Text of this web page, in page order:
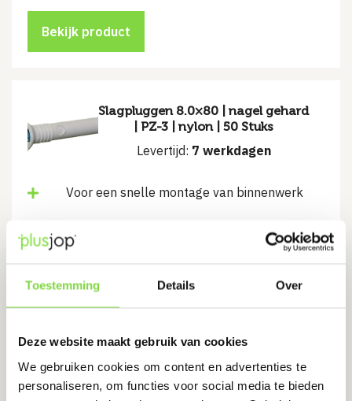
Toestemming Details Over
Deze website maakt gebruik van cookies
We gebruiken cookies om content en advertenties te
personaliseren, om functies voor social media te bieden
Bekijk product
Slagpluggen 8.0×80 | nagel gehard
| PZ-3 | nylon | 50 Stuks
Levertijd: 7 werkdagen
Voor een snelle montage van binnenwerk
€10.70
Bekijk product
| PZ-3 | nylon | 50 Stuks
Levertijd:7 werkdagen